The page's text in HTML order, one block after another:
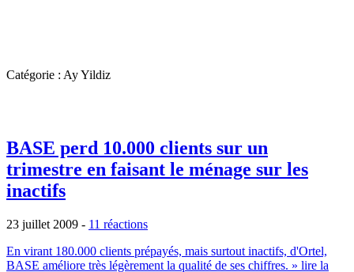
Catégorie : Ay Yildiz
BASE perd 10.000 clients sur un
trimestre en faisant le ménage sur les
inactifs
23 juillet 2009 - 11 réactions
En virant 180.000 clients prépayés, mais surtout inactifs, d'Ortel,
BASE améliore très légèrement la qualité de ses chiffres. » lire la